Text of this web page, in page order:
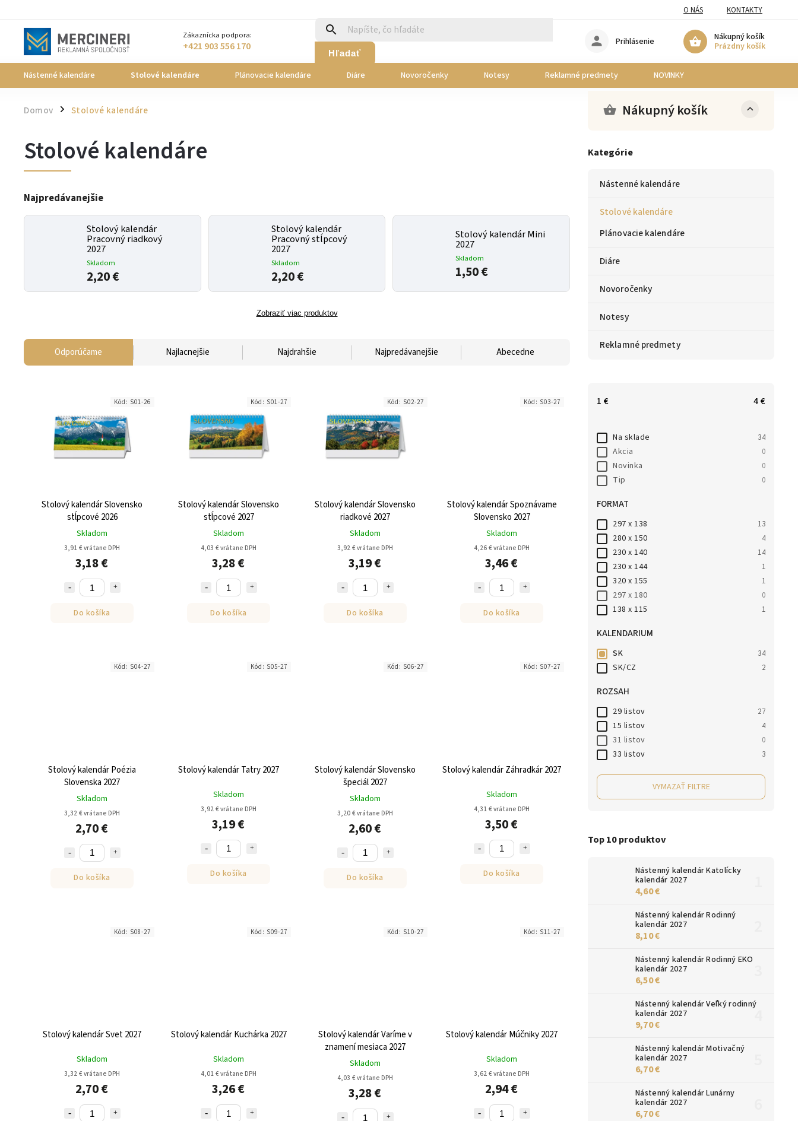
O NÁS KONTAKTY
Zákaznícka podpora:
+421 903 556 170 Hľadať
Nákupný košík
Prázdny košík
Prihlásenie
Nástenné kalendáre Stolové kalendáre Plánovacie kalendáre Diáre Novoročenky Notesy Reklamné predmety NOVINKY
Domov / Stolové kalendáre Nákupný košík
Kategórie
Nástenné kalendáre
Stolové kalendáre
Plánovacie kalendáre
Diáre
Novoročenky
Notesy
Reklamné predmety
1 € 4€
Na sklade 34
Akcia 0
Novinka 0
Tip 0
FORMAT
297 x 138 13
280 x 150 4
230 x 140 14
230 x 144 1
320 x 155 1
297 x 180 0
138 x 115 1
KALENDARIUM
SK 34
SK/CZ 2
ROZSAH
29 listov 27
15 listov 4
31 listov 0
33 listov 3
VYMAZAŤ FILTRE
Top 10 produktov
Nástenný kalendár Katolícky
kalendár 2027
4,60 €
Nástenný kalendár Rodinný
kalendár 2027
8,10 €
Nástenný kalendár Rodinný EKO
kalendár 2027
6,50 €
Nástenný kalendár Veľký rodinný
kalendár 2027
9,70 €
Nástenný kalendár Motivačný
kalendár 2027
6,70 €
Nástenný kalendár Lunárny
kalendár 2027
6,70 €
Stolové kalendáre
Najpredávanejšie
Stolový kalendár
Pracovný riadkový
2027
Skladom
2,20 €
Stolový kalendár
Pracovný stĺpcový
2027
Skladom
2,20 €
Stolový kalendár Mini
2027
Skladom
1,50 €
Zobraziť viac produktov
Odporúčame Najlacnejšie Najdrahšie Najpredávanejšie Abecedne
Stolový kalendár Slovensko
stĺpcové 2026
Skladom
3,91 € vrátane DPH
3,18 €
Do košíka
Kód: S01-26
Stolový kalendár Slovensko
stĺpcové 2027
Skladom
4,03 € vrátane DPH
3,28 €
Do košíka
Kód: S01-27
Stolový kalendár Slovensko
riadkové 2027
Skladom
3,92 € vrátane DPH
3,19 €
Do košíka
Kód: S02-27
Stolový kalendár Spoznávame
Slovensko 2027
Skladom
4,26 € vrátane DPH
3,46 €
Do košíka
Kód: S03-27
Stolový kalendár Poézia
Slovenska 2027
Skladom
3,32 € vrátane DPH
2,70 €
Do košíka
Kód: S04-27
Stolový kalendár Tatry 2027
Skladom
3,92 € vrátane DPH
3,19 €
Do košíka
Kód: S05-27
Stolový kalendár Slovensko
špeciál 2027
Skladom
3,20 € vrátane DPH
2,60 €
Do košíka
Kód: S06-27
Stolový kalendár Záhradkár 2027
Skladom
4,31 € vrátane DPH
3,50 €
Do košíka
Kód: S07-27
Stolový kalendár Svet 2027
Skladom
3,32 € vrátane DPH
2,70 €
Kód: S08-27
Stolový kalendár Kuchárka 2027
Skladom
4,01 € vrátane DPH
3,26 €
Kód: S09-27
Stolový kalendár Varíme v
znamení mesiaca 2027
Skladom
4,03 € vrátane DPH
3,28 €
Kód: S10-27
Stolový kalendár Múčniky 2027
Skladom
3,62 € vrátane DPH
2,94 €
Kód: S11-27